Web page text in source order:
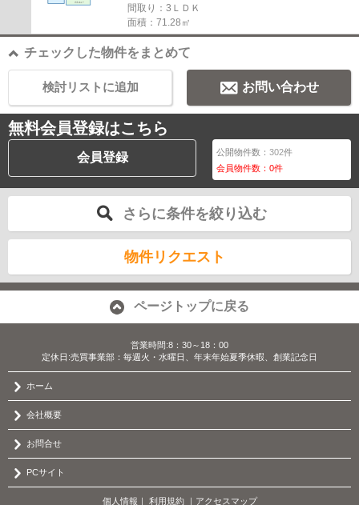
間取り：3ＬＤＫ
面積：71.28㎡
チェックした物件をまとめて
お問い合わせ
検討リストに追加
無料会員登録はこちら
会員登録 公開物件数：302件
会員物件数：0件
さらに条件を絞り込む
物件リクエスト
ページトップに戻る
営業時間:8：30～18：00
定休日:売買事業部：毎週火・水曜日、年末年始夏季休暇、創業記念日
ホーム
会社概要
お問合せ
PCサイト
個人情報 ｜ 利用規約｜ アクセスマップ